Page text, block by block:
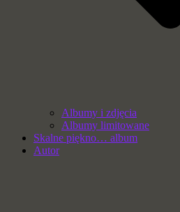
Albumy i zdjęcia
Albumy limitowane
Skalne piękno… album
Autor